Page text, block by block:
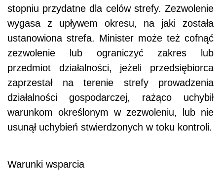
stopniu przydatne dla celów strefy. Zezwolenie
wygasa z upływem okresu, na jaki została
ustanowiona strefa. Minister może też cofnąć
zezwolenie lub ograniczyć zakres lub
przedmiot działalności, jeżeli przedsiębiorca
zaprzestał na terenie strefy prowadzenia
działalności gospodarczej, rażąco uchybił
warunkom określonym w zezwoleniu, lub nie
usunął uchybień stwierdzonych w toku kontroli.
Warunki wsparcia